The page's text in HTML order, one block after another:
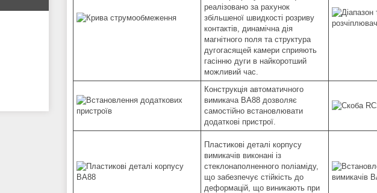
реалізовано за рахунок
збільшеної швидкості розриву
контактів, динамічна дія
магнітного поля та структура
дугогасящей камери сприяють
гасінню дуги в найкоротший
можливий час.
Конструкція автоматичного
вимикача ВА88 дозволяє
самостійно встановлювати
додаткові пристрої.
Пластикові деталі корпусу
вимикачів виконані із
стеклонаполненного поліаміду,
що забезпечує стійкість до
деформацій, що виникають при